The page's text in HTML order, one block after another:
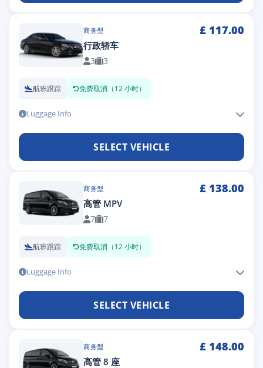
商务型 £ 117.00
行政轿车
3 3
航班跟踪 免费取消（12 小时）
Luggage Info
SELECT VEHICLE
商务型 £ 138.00
高管 MPV
7 7
航班跟踪 免费取消（12 小时）
Luggage Info
SELECT VEHICLE
商务型 £ 148.00
高管 8 座